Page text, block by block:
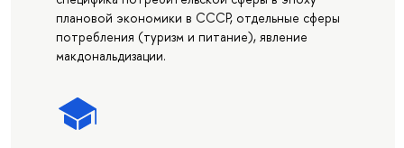
плановой экономики в СССР, отдельные сферы
потребления (туризм и питание), явление
макдональдизации.